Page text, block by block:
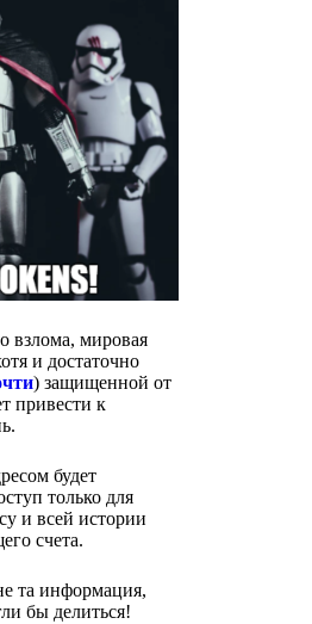
взлома, мировая
и достаточно
) защищенной от
привести к
будет
только для
и всей истории
счета.
та информация,
бы делиться!